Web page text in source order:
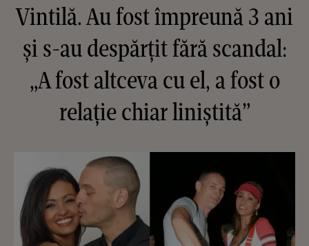
Vintilă. Au fost împreună 3 ani
și s-au despărțit fără scandal:
„A fost altceva cu el, a fost o
relaţie chiar liniştită”